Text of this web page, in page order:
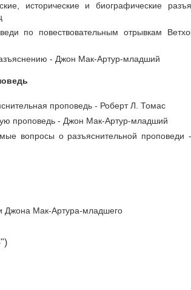
исторические и биографические
по повествовательным отрывкам
- Джон Мак-Артур-младший
проповедь - Роберт Л. Томас
проповедь - Джон Мак-Артур-младший
вопросы о разъяснительной
Джона Мак-Артура-младшего